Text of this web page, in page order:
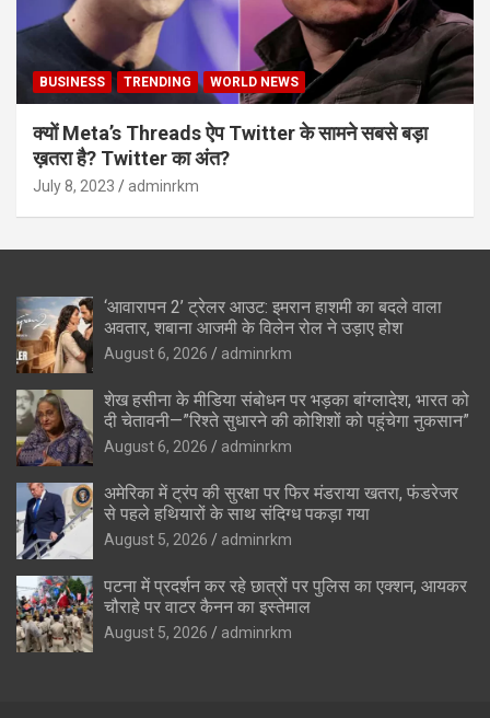
BUSINESS TRENDING WORLD NEWS
क्यों Meta’s Threads ऐप Twitter के सामने सबसे बड़ा
ख़तरा है? Twitter का अंत?
July 8, 2023 adminrkm
‘आवारापन 2’ ट्रेलर आउट: इमरान हाशमी का बदले वाला
अवतार, शबाना आजमी के विलेन रोल ने उड़ाए होश
August 6, 2026 adminrkm
शेख हसीना के मीडिया संबोधन पर भड़का बांग्लादेश, भारत को
दी चेतावनी—”रिश्ते सुधारने की कोशिशों को पहुंचेगा नुकसान”
August 6, 2026 adminrkm
अमेरिका में ट्रंप की सुरक्षा पर फिर मंडराया खतरा, फंडरेजर
से पहले हथियारों के साथ संदिग्ध पकड़ा गया
August 5, 2026 adminrkm
पटना में प्रदर्शन कर रहे छात्रों पर पुलिस का एक्शन, आयकर
चौराहे पर वाटर कैनन का इस्तेमाल
August 5, 2026 adminrkm